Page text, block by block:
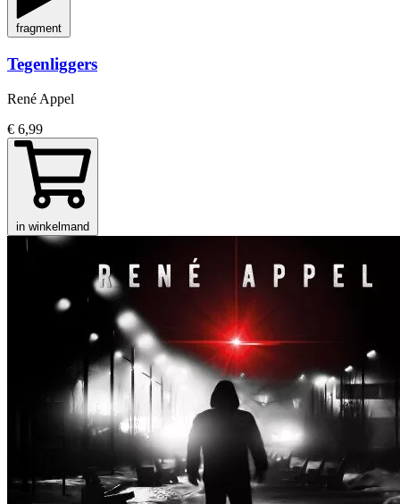
fragment
Tegenliggers
René Appel
€ 6,99
in winkelmand